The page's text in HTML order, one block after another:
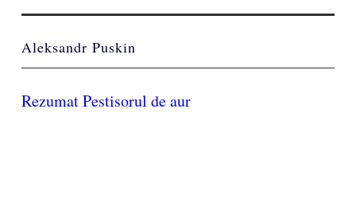
Aleksandr Puskin
Rezumat Pestisorul de aur